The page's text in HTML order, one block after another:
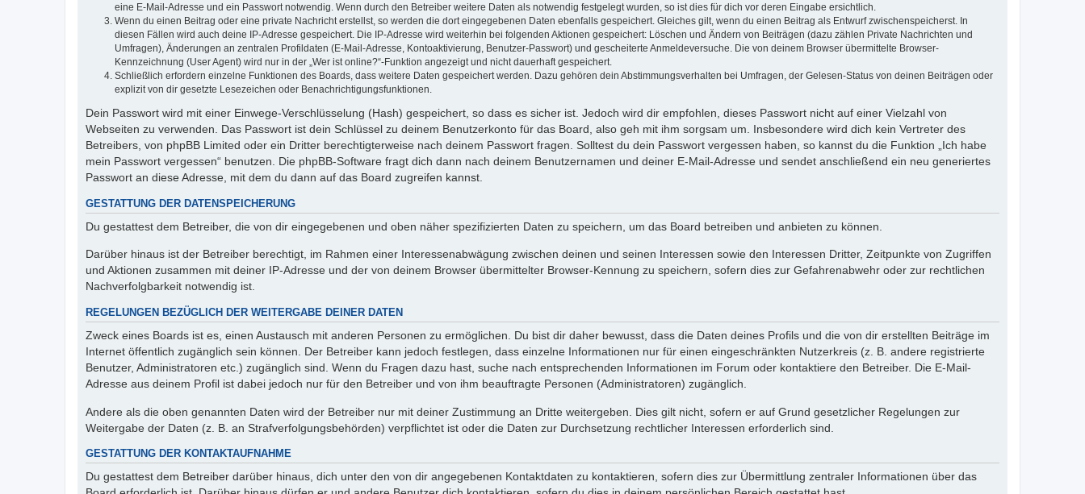
eine E-Mail-Adresse und ein Passwort notwendig. Wenn durch den Betreiber weitere Daten als notwendig festgelegt wurden, so ist dies für dich vor deren Eingabe ersichtlich.
Wenn du einen Beitrag oder eine private Nachricht erstellst, so werden die dort eingegebenen Daten ebenfalls gespeichert. Gleiches gilt, wenn du einen Beitrag als Entwurf zwischenspeicherst. In
diesen Fällen wird auch deine IP-Adresse gespeichert. Die IP-Adresse wird weiterhin bei folgenden Aktionen gespeichert: Löschen und Ändern von Beiträgen (dazu zählen Private Nachrichten und
Umfragen), Änderungen an zentralen Profildaten (E-Mail-Adresse, Kontoaktivierung, Benutzer-Passwort) und gescheiterte Anmeldeversuche. Die von deinem Browser übermittelte Browser-
Kennzeichnung (User Agent) wird nur in der „Wer ist online?“-Funktion angezeigt und nicht dauerhaft gespeichert.
Schließlich erfordern einzelne Funktionen des Boards, dass weitere Daten gespeichert werden. Dazu gehören dein Abstimmungsverhalten bei Umfragen, der Gelesen-Status von deinen Beiträgen oder
explizit von dir gesetzte Lesezeichen oder Benachrichtigungsfunktionen.
Dein Passwort wird mit einer Einwege-Verschlüsselung (Hash) gespeichert, so dass es sicher ist. Jedoch wird dir empfohlen, dieses Passwort nicht auf einer Vielzahl von
Webseiten zu verwenden. Das Passwort ist dein Schlüssel zu deinem Benutzerkonto für das Board, also geh mit ihm sorgsam um. Insbesondere wird dich kein Vertreter des
Betreibers, von phpBB Limited oder ein Dritter berechtigterweise nach deinem Passwort fragen. Solltest du dein Passwort vergessen haben, so kannst du die Funktion „Ich habe
mein Passwort vergessen“ benutzen. Die phpBB-Software fragt dich dann nach deinem Benutzernamen und deiner E-Mail-Adresse und sendet anschließend ein neu generiertes
Passwort an diese Adresse, mit dem du dann auf das Board zugreifen kannst.
GESTATTUNG DER DATENSPEICHERUNG
Du gestattest dem Betreiber, die von dir eingegebenen und oben näher spezifizierten Daten zu speichern, um das Board betreiben und anbieten zu können.
Darüber hinaus ist der Betreiber berechtigt, im Rahmen einer Interessenabwägung zwischen deinen und seinen Interessen sowie den Interessen Dritter, Zeitpunkte von Zugriffen
und Aktionen zusammen mit deiner IP-Adresse und der von deinem Browser übermittelter Browser-Kennung zu speichern, sofern dies zur Gefahrenabwehr oder zur rechtlichen
Nachverfolgbarkeit notwendig ist.
REGELUNGEN BEZÜGLICH DER WEITERGABE DEINER DATEN
Zweck eines Boards ist es, einen Austausch mit anderen Personen zu ermöglichen. Du bist dir daher bewusst, dass die Daten deines Profils und die von dir erstellten Beiträge im
Internet öffentlich zugänglich sein können. Der Betreiber kann jedoch festlegen, dass einzelne Informationen nur für einen eingeschränkten Nutzerkreis (z. B. andere registrierte
Benutzer, Administratoren etc.) zugänglich sind. Wenn du Fragen dazu hast, suche nach entsprechenden Informationen im Forum oder kontaktiere den Betreiber. Die E-Mail-
Adresse aus deinem Profil ist dabei jedoch nur für den Betreiber und von ihm beauftragte Personen (Administratoren) zugänglich.
Andere als die oben genannten Daten wird der Betreiber nur mit deiner Zustimmung an Dritte weitergeben. Dies gilt nicht, sofern er auf Grund gesetzlicher Regelungen zur
Weitergabe der Daten (z. B. an Strafverfolgungsbehörden) verpflichtet ist oder die Daten zur Durchsetzung rechtlicher Interessen erforderlich sind.
GESTATTUNG DER KONTAKTAUFNAHME
Du gestattest dem Betreiber darüber hinaus, dich unter den von dir angegebenen Kontaktdaten zu kontaktieren, sofern dies zur Übermittlung zentraler Informationen über das